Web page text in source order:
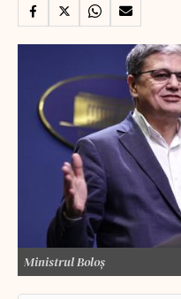
Ministrul Boloș